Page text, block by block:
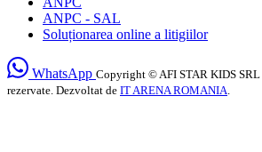
ANPC - SAL
Soluționarea online a litigiilor
WhatsApp Copyright © AFI STAR KIDS
rezervate. Dezvoltat de IT ARENA ROMANIA.